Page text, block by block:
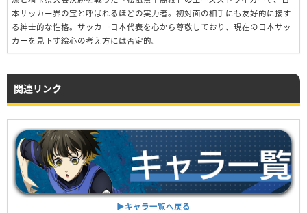
吉良涼介【みんなに届ける恩返
糸師冴【『美しく壊す』哲学】
吉良涼介【みんなに届ける恩返
し】
氷織羊【冷静な視野】
常時テクニックアップ
本サッカー界の宝と呼ばれるほどの実力者。初対面の相手にも友好的に接す
る紳士的な性格。サッカー日本代表を心から尊敬しており、現在の日本サッ
カーを見下す絵心の考え方には否定的。
関連リンク
▶︎キャラ一覧へ戻る